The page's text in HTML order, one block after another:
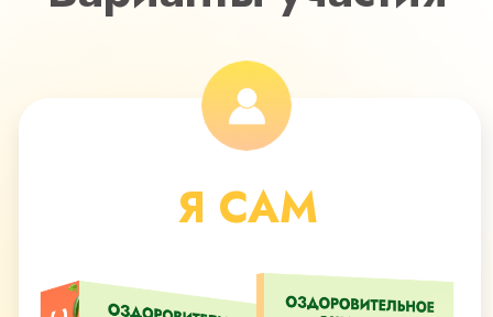
+2 дополнительных модуля
(антицеллюлит, мозг)
Доступ к курсу 6 месяцев
Брошюры, методички, чек-листы
на протяжении 5 месяцев